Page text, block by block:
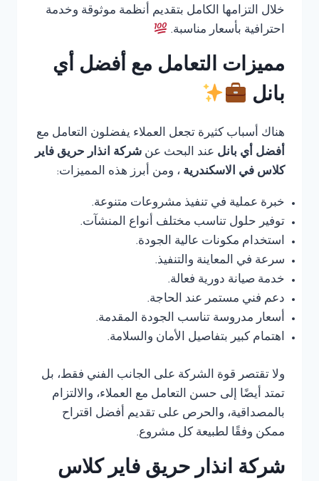
خلال التزامها الكامل بتقديم أنظمة موثوقة وخدمة
احترافية بأسعار مناسبة.
مميزات التعامل مع أفضل أي
بانل
هناك أسباب كثيرة تجعل العملاء يفضلون التعامل مع
أفضل أي بانل عند البحث عن شركة انذار حريق فاير
كلاس في الاسكندرية ، ومن أبرز هذه المميزات:
خبرة عملية في تنفيذ مشروعات متنوعة.
توفير حلول تناسب مختلف أنواع المنشآت.
استخدام مكونات عالية الجودة.
سرعة في المعاينة والتنفيذ.
خدمة صيانة دورية فعالة.
دعم فني مستمر عند الحاجة.
أسعار مدروسة تناسب الجودة المقدمة.
اهتمام كبير بتفاصيل الأمان والسلامة.
ولا تقتصر قوة الشركة على الجانب الفني فقط، بل
تمتد أيضًا إلى حسن التعامل مع العملاء، والالتزام
بالمصداقية، والحرص على تقديم أفضل اقتراح
ممكن وفقًا لطبيعة كل مشروع.
شركة انذار حريق فاير كلاس